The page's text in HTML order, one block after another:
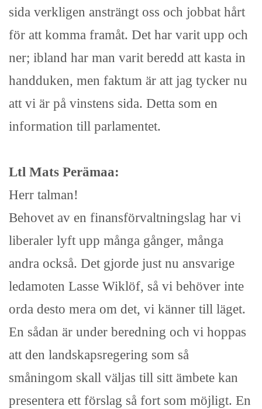
sida verkligen ansträngt oss och jobbat hårt
för att komma framåt. Det har varit upp och
ner; ibland har man varit beredd att kasta in
handduken, men faktum är att jag tycker nu
att vi är på vinstens sida. Detta som en
information till parlamentet.
Ltl Mats Perämaa:
Herr talman!
Behovet av en finansförvaltningslag har vi
liberaler lyft upp många gånger, många
andra också. Det gjorde just nu ansvarige
ledamoten Lasse Wiklöf, så vi behöver inte
orda desto mera om det, vi känner till läget.
En sådan är under beredning och vi hoppas
att den landskapsregering som så
småningom skall väljas till sitt ämbete kan
presentera ett förslag så fort som möjligt. En